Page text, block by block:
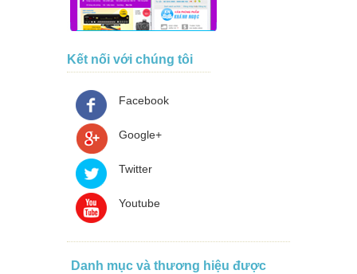
Kết nối với chúng tôi
Facebook
Google+
Twitter
Youtube
Danh mục và thương hiệu được